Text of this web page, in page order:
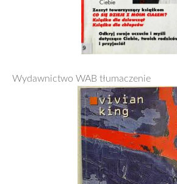
Wydawnictwo WAB tłumaczenie